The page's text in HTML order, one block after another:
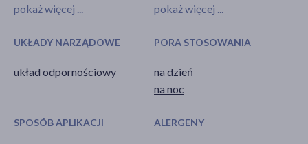
pokaż więcej ...
pokaż więcej ...
UKŁADY NARZĄDOWE
układ odpornościowy
PORA STOSOWANIA
na dzień
na noc
SPOSÓB APLIKACJI ALERGENY